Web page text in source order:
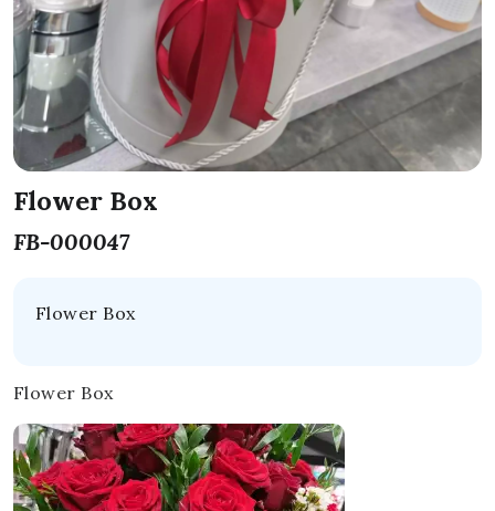
Flower Box
FB-000047
Flower Box
Flower Box